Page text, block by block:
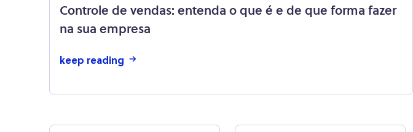
Controle de vendas: entenda o que é e de que forma fazer
na sua empresa
keep reading